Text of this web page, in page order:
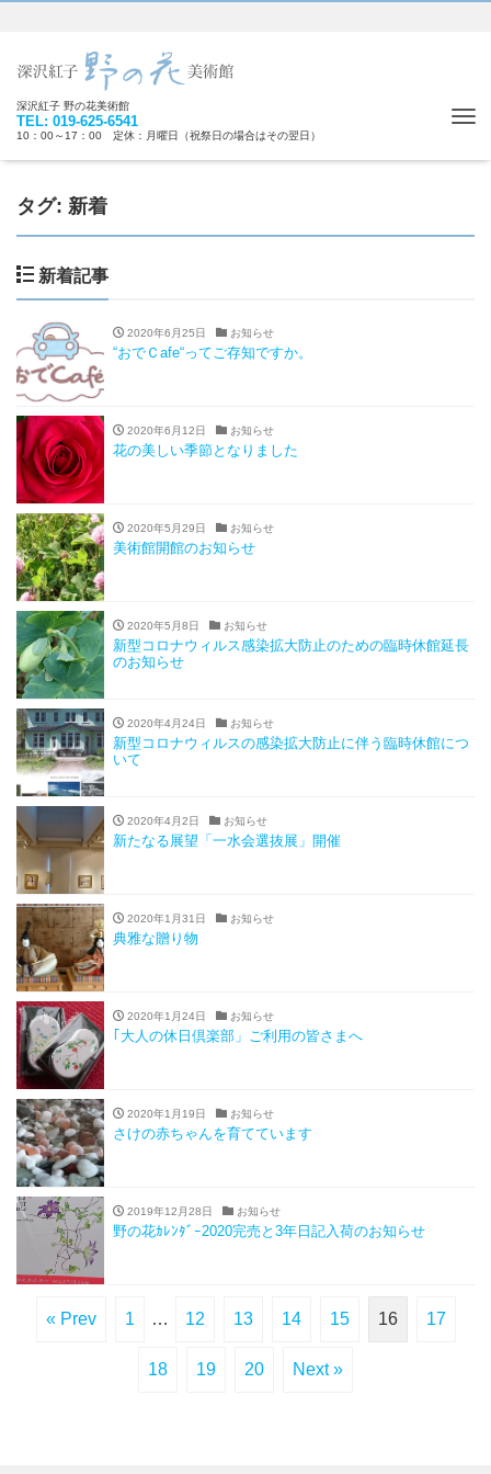
深沢紅子 野の花美術館
TEL: 019-625-6541
10：00～17：00 定休：月曜日（祝祭日の場合はその翌日）
タグ: 新着
新着記事
2020年6月25日 お知らせ
“おでＣafe“ってご存知ですか。
2020年6月12日 お知らせ
花の美しい季節となりました
2020年5月29日 お知らせ
美術館開館のお知らせ
2020年5月8日 お知らせ
新型コロナウィルス感染拡大防止のための臨時休館延長
のお知らせ
2020年4月24日 お知らせ
新型コロナウィルスの感染拡大防止に伴う臨時休館につ
いて
2020年4月2日 お知らせ
新たなる展望「一水会選抜展」開催
2020年1月31日 お知らせ
典雅な贈り物
2020年1月24日 お知らせ
｢大人の休日倶楽部」ご利用の皆さまへ
2020年1月19日 お知らせ
さけの赤ちゃんを育てています
2019年12月28日 お知らせ
野の花ｶﾚﾝﾀﾞｰ2020完売と3年日記入荷のお知らせ
« Prev 1 … 12 13 14 15 16 17
18 19 20 Next »